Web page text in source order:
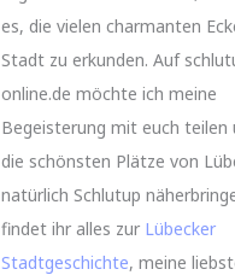
es, die vielen charmanten
Stadt zu erkunden. Auf
online.de möchte ich meine
Begeisterung mit euch teilen
die schönsten Plätze von
natürlich Schlutup
findet ihr alles zur Lübecker
Stadtgeschichte, meine